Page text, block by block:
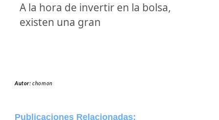
A la hora de invertir en la bolsa,
existen una gran
Autor:chomon
Publicaciones Relacionadas: